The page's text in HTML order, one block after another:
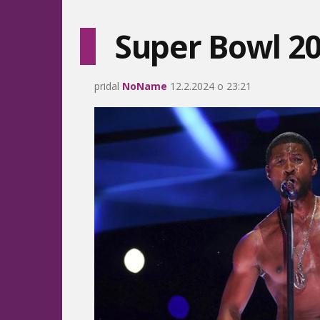
Super Bowl
pridal NoName 12.2.2024 o 23:21